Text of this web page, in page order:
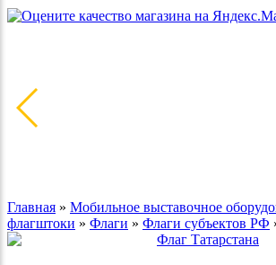
Главная » Мобильное выставочное
флагштоки » Флаги » Флаги субъектов РФ